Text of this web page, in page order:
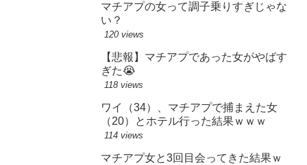
マチアプの女って調子乗りすぎじゃな
い？
120 views
【悲報】マチアプであった女がやばす
ぎた😭
118 views
ワイ（34）、マチアプで捕まえた女
（20）とホテル行った結果ｗｗｗ
114 views
マチアプ女と3回目会ってきた結果ｗ